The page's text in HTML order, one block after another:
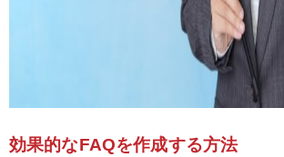
効果的なFAQを作成する方法